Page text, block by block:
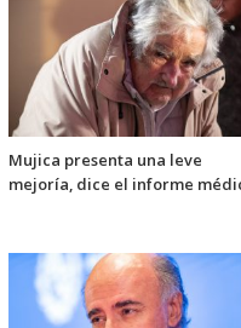
Mujica presenta una leve
mejoría, dice el informe